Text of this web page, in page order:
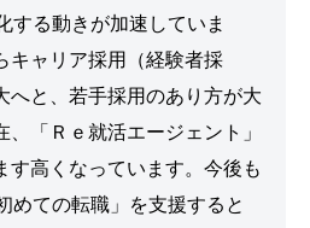
する動きが加速していま
キャリア採用（経験者採
へと、若手採用のあり方が大
、「Ｒｅ就活エージェント」
す高くなっています。今後も
めての転職」を支援すると